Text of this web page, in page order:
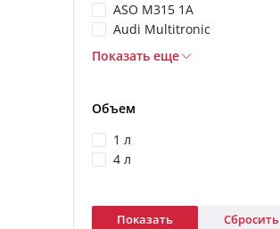
ASO M315 1A
Audi Multitronic
Показать еще
Объем
1 л
4 л
Показать Сбросить